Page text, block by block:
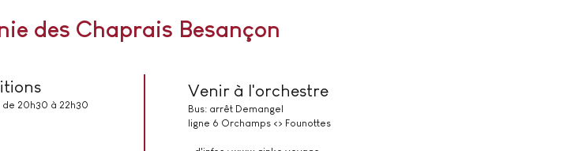
des Chaprais Besançon
20h30 à 22h30
Venir à l'orchestre
Bus: arrêt Demangel
ligne 6 Orchamps <> Founottes